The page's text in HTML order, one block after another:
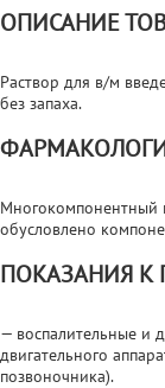
ОПИСАНИЕ
Раствор для в/м
без запаха.
Многокомпонентный
обусловлено
ПОКАЗАНИЯ
— воспалительные и
двигательного
позвоночника).